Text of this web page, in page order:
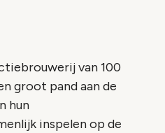
van 100
groot pand aan de
hun
inspelen op de